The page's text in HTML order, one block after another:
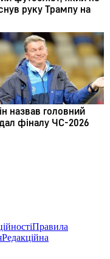
Правила
Редакційна